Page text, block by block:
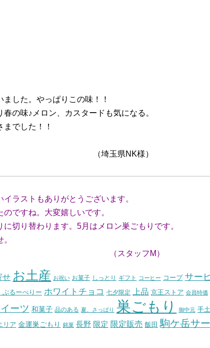
した。やっぱりこの味！！
の味♪メロン、カスタードも気になる。
でした！！
様）
ラストもありがとうございます。
ですね。大変嬉しいです。
り替わります。5月はメロン巣ごもりです。
フM）
せ お土産 お祝い お菓子 しっとり ギフト コーヒー コープ サー
るーべりー ホワイトチョコ 七夕限定 上品 京王ストア 会員特価
ーツ 和菓子 品のある 夏、さっぱり 巣ごもり 御中元 手
リア 金運巣ごもり 銘菓 長野 限定 限定販売 飯田 駒ケ岳サ